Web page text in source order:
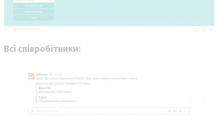
Всі співробітники: